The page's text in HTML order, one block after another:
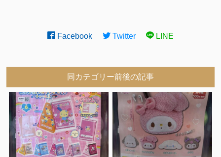
Facebook Twitter LINE
同カテゴリー前後の記事